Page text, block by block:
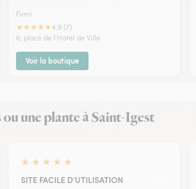
Firmi
★★★★★4.9 (7)
6, place de l'Hotel de Ville
Voir la boutique
une plante à Saint-Igest
★ ★ ★ ★ ★
SITE FACILE D'UTILISATION